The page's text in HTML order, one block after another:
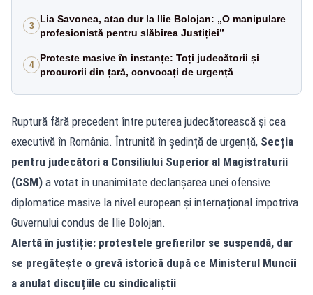
3
Lia Savonea, atac dur la Ilie Bolojan: „O manipulare
profesionistă pentru slăbirea Justiției”
4
Proteste masive în instanțe: Toți judecătorii și
procurorii din țară, convocați de urgență
Ruptură fără precedent între puterea judecătorească și cea
executivă în România. Întrunită în ședință de urgență, Secția
pentru judecători a Consiliului Superior al Magistraturii
(CSM) a votat în unanimitate declanșarea unei ofensive
diplomatice masive la nivel european și internațional împotriva
Guvernului condus de Ilie Bolojan.
Alertă în justiție: protestele grefierilor se suspendă, dar
se pregătește o grevă istorică după ce Ministerul Muncii
a anulat discuțiile cu sindicaliștii